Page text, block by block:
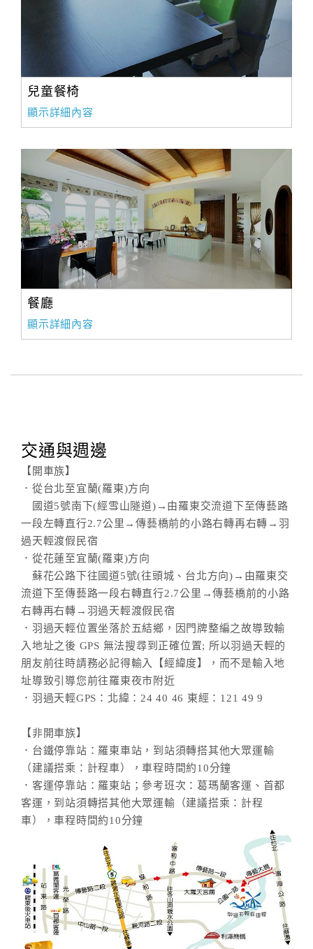
兒童餐椅
顯示詳細內容
餐廳
顯示詳細內容
交通與週邊
【開車族】
．從台北至宜蘭(羅東)方向
國道5號南下(經雪山隧道)→由羅東交流道下至傳藝路
一段左轉直行2.7公里→傳藝橋前的小路右轉再右轉→羽
過天輕渡假民宿
．從花蓮至宜蘭(羅東)方向
蘇花公路下往國道5號(往頭城、台北方向)→由羅東交
流道下至傳藝路一段右轉直行2.7公里→傳藝橋前的小路
右轉再右轉→羽過天輕渡假民宿
．羽過天輕位置坐落於五結鄉，因門牌整編之故導致輸
入地址之後 GPS 無法搜尋到正確位置; 所以羽過天輕的
朋友前往時請務必記得輸入【經緯度】，而不是輸入地
址導致引導您前往羅東夜市附近
．羽過天輕GPS：北緯：24 40 46 東經：121 49 9
【非開車族】
．台鐵停靠站：羅東車站，到站須轉搭其他大眾運輸
（建議搭乘：計程車），車程時間約10分鐘
．客運停靠站：羅東站；參考班次：葛瑪蘭客運、首都
客運，到站須轉搭其他大眾運輸（建議搭乘：計程
車），車程時間約10分鐘